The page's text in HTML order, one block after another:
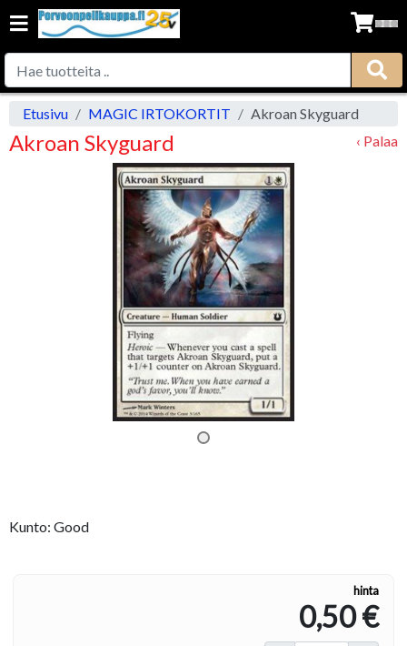
Etusivu MAGIC IRTOKORTIT Akroan Skyguard
Akroan Skyguard ‹ Palaa
Kunto: Good
hinta
0,50 €